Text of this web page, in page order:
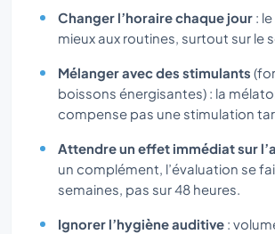
Changer l’horaire chaque jour :
mieux aux routines, surtout sur le
Mélanger avec des stimulants
boissons énergisantes) : la
compense pas une stimulation
Attendre un effet immédiat sur
un complément, l’évaluation se
semaines, pas sur 48 heures.
Ignorer l’hygiène auditive :